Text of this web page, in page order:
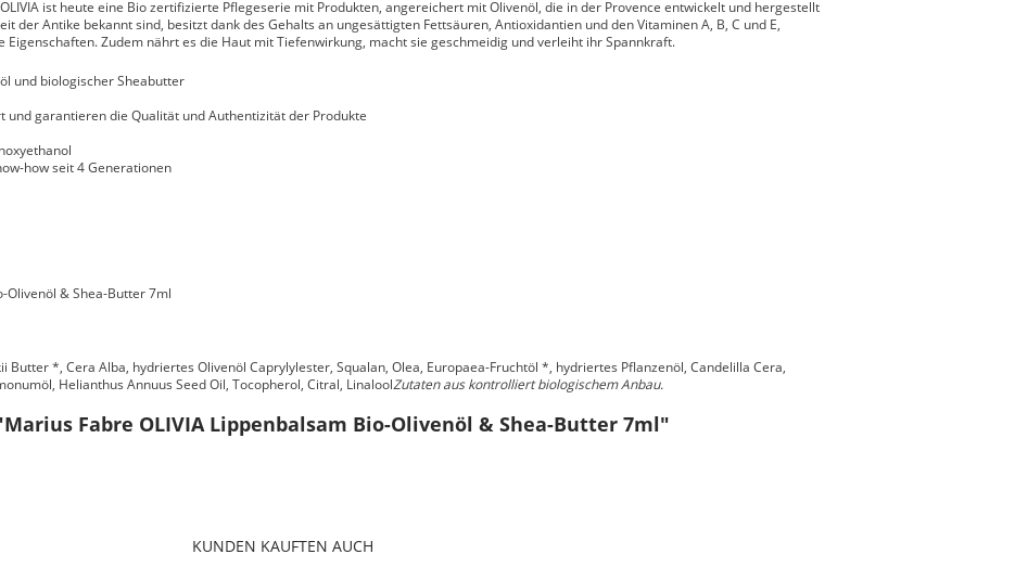
ist heute eine Bio zertifizierte Pflegeserie mit Produkten, angereichert mit Olivenöl, die in der Provence entwickelt und hergestellt
der Antike bekannt sind, besitzt dank des Gehalts an ungesättigten Fettsäuren, Antioxidantien und den Vitaminen A, B, C und E,
Zudem nährt es die Haut mit Tiefenwirkung, macht sie geschmeidig und verleiht ihr Spannkraft.
und biologischer Sheabutter
und garantieren die Qualität und Authentizität der Produkte
how seit 4 Generationen
Olivenöl & Shea-Butter 7ml
Butter *, Cera Alba, hydriertes Olivenöl Caprylylester, Squalan, Olea, Europaea-Fruchtöl *, hydriertes Pflanzenöl, Candelilla Cera,
Helianthus Annuus Seed Oil, Tocopherol, Citral, LinaloolZutaten aus kontrolliert biologischem Anbau.
Fabre OLIVIA Lippenbalsam Bio-Olivenöl & Shea-Butter 7ml"
KUNDEN KAUFTEN AUCH